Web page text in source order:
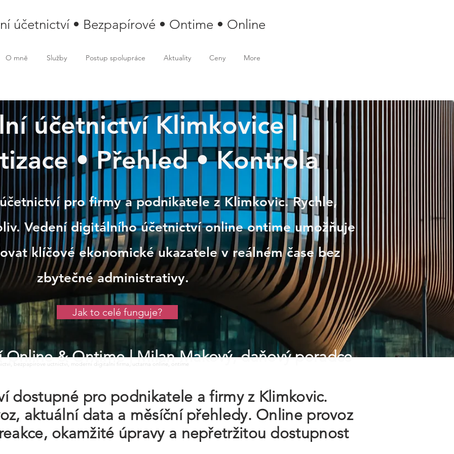
účetnictví • Bezpapírové • Ontime • Online
O mně Služby Postup spolupráce Aktuality Ceny More
účetnictví Klimkovice |
• Přehled • Kontrola
pro firmy a podnikatele z Klimkovic. Rychle,
Vedení digitálního účetnictví online ontime umožňuje
klíčové ekonomické ukazatele v reálném čase bez
zbytečné administrativy.
Jak to celé funguje?
Online & Ontime| Milan Makový, daňový poradce
bezpapirove uctnictvi, moderni digitalni firma, uctarna online, ontime
dostupné pro podnikatele a firmy z Klimkovic.
aktuální data a měsíční přehledy. Online provoz
okamžité úpravy a nepřetržitou dostupnost